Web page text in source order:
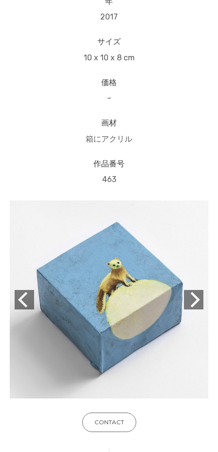
2017
サイズ
10 x 10 x 8 cm
価格
–
画材
箱にアクリル
作品番号
463
CONTACT